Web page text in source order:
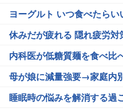
ヨーグルト いつ食べたらい
休みだが疲れる 隠れ疲労対
内科医が低糖質麺を食べ比
母が娘に減量強要→家庭内
睡眠時の悩みを解消する過